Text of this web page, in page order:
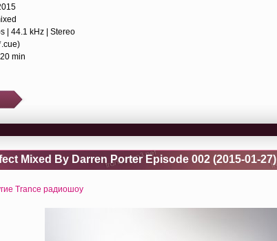
| 44.1 kHz | Stereo
min
Mixed By Darren Porter Episode 002 (2015-01-27)
Trance радиошоу